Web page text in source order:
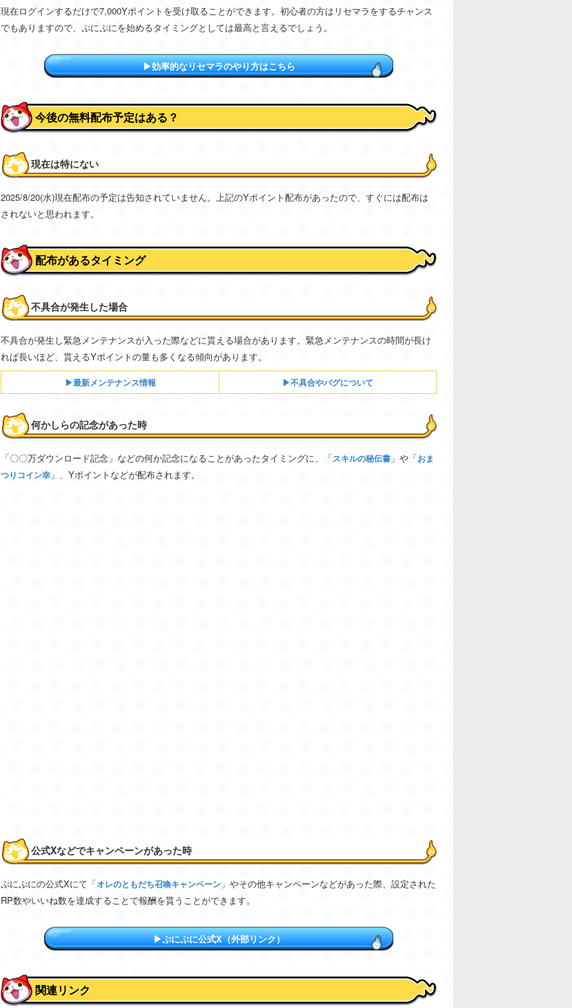
現在ログインするだけで7,000Yポイントを受け取ることができます。初心者の方はリセマラをするチャンス
でもありますので、ぷにぷにを始めるタイミングとしては最高と言えるでしょう。
▶︎効率的なリセマラのやり方はこちら
今後の無料配布予定はある？
現在は特にない
2025/8/20(水)現在配布の予定は告知されていません。上記のYポイント配布があったので、すぐには配布は
されないと思われます。
配布があるタイミング
不具合が発生した場合
不具合が発生し緊急メンテナンスが入った際などに貰える場合があります。緊急メンテナンスの時間が長け
れば長いほど、貰えるYポイントの量も多くなる傾向があります。
▶最新メンテナンス情報 ▶不具合やバグについて
何かしらの記念があった時
「〇〇万ダウンロード記念」などの何か記念になることがあったタイミングに、「スキルの秘伝書 」や「おま
つりコイン幸 」、Yポイントなどが配布されます。
公式Xなどでキャンペーンがあった時
ぷにぷにの公式Xにて「オレのともだち召喚キャンペーン 」やその他キャンペーンなどがあった際、設定された
RP数やいいね数を達成することで報酬を貰うことができます。
▶︎ぷにぷに公式X（外部リンク）
関連リンク